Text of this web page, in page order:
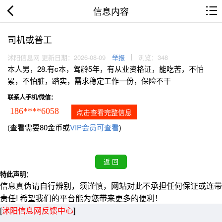
信息内容
司机或普工
沭阳信息网 更新日期：2026-08-09 举报 浏览：348
本人男，28.有c本，驾龄5年，有从业资格证，能吃苦，不怕
累，不怕脏，踏实，需求稳定工作一份，保险不干
联系人手机/微信：
186****6058 点击查看完整信息
(查看需要80金币或VIP会员可查看)
特此声明：
信息真伪请自行辨别，须谨慎，网站对此不承担任何保证或连带
责任! 希望我们的平台能为您带来更多的便利！
[沭阳信息网反馈中心]